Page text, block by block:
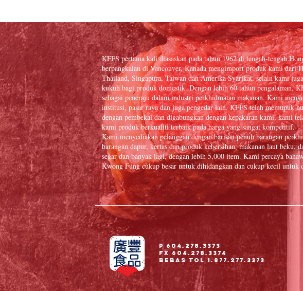
KFFS pertama kali diasaskan pada tahun 1962 di tengah-tengah
berpangkalan di Vancouver, Kanada mengimport produk kami dari
Thailand, Singapura, Taiwan dan Amerika Syarikat, selain kami
kukuh bagi produk domestik. Dengan lebih 60 tahun pengalaman,
sebagai peneraju dalam industri perkhidmatan makanan. Kami
institusi, pasar raya dan juga pengedar lain. KFFS telah memupuk
dengan pembekal dan digabungkan dengan kepakaran kami, kami
kami produk berkualiti terbaik pada harga yang sangat kompetitif.
Kami menyediakan pelanggan dengan barisan penuh barangan
barangan dapur, kertas dan produk kebersihan, makanan laut beku,
segar dan banyak lagi, dengan lebih 5,000 item. Kami percaya
Kwong Fung cukup besar untuk dihidangkan dan cukup kecil untuk
P 604.278.3373
Fx 604.278.3374
Bebas Tol 1.877.277.3373